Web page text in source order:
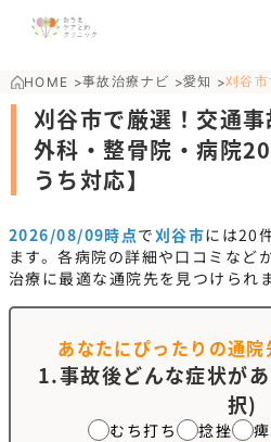
HOME >事故治療ナビ >愛知 >刈谷
刈谷市で厳選！交通
外科・整骨院・病院
うち対応】
2026/08/09時点で刈谷市には20
ます。各病院の詳細や口コミなど
治療に最適な通院先を見つけられま
あなたにぴったりの通院
1.事故後どんな症状が
択)
むち打ち 捻挫